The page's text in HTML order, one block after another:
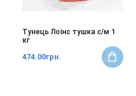
Тунець Лоінс тушка с/м 1
кг
474.00грн.